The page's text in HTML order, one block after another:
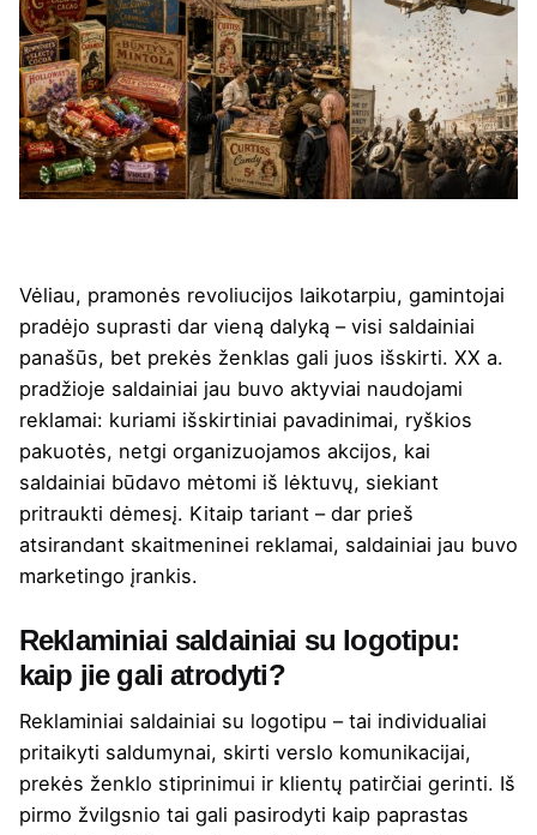
Vėliau, pramonės revoliucijos laikotarpiu, gamintojai
pradėjo suprasti dar vieną dalyką – visi saldainiai
panašūs, bet prekės ženklas gali juos išskirti. XX a.
pradžioje saldainiai jau buvo aktyviai naudojami
reklamai: kuriami išskirtiniai pavadinimai, ryškios
pakuotės, netgi organizuojamos akcijos, kai
saldainiai būdavo mėtomi iš lėktuvų, siekiant
pritraukti dėmesį. Kitaip tariant – dar prieš
atsirandant skaitmeninei reklamai, saldainiai jau buvo
marketingo įrankis.
Reklaminiai saldainiai su logotipu:
kaip jie gali atrodyti?
Reklaminiai saldainiai su logotipu – tai individualiai
pritaikyti saldumynai, skirti verslo komunikacijai,
prekės ženklo stiprinimui ir klientų patirčiai gerinti. Iš
pirmo žvilgsnio tai gali pasirodyti kaip paprastas